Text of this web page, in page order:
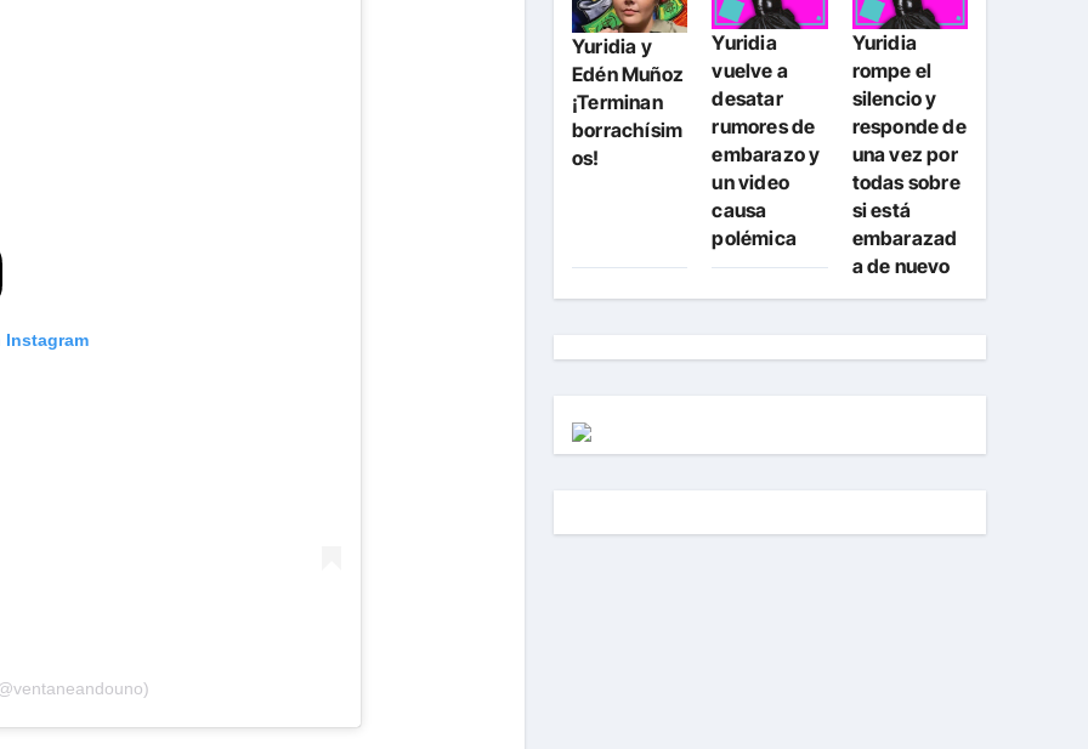
Yuridia y
Edén Muñoz
¡Terminan
borrachísim
os!
Yuridia
vuelve a
desatar
rumores de
embarazo y
un video
causa
polémica
Yuridia
rompe el
silencio y
responde de
una vez por
todas sobre
si está
embarazad
a de nuevo